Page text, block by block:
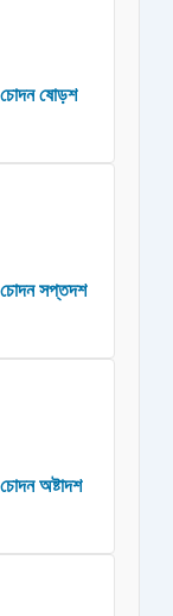
চোদন ষোড়শ
চোদন সপ্তদশ
অষ্টাদশ